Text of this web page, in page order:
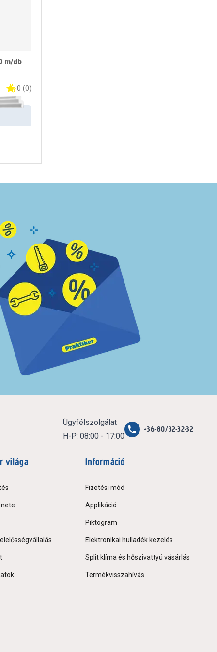
m/db
0 (0)
Ügyfélszolgálat
H-P: 08:00 - 17:00
+36-80/32-32-32
világa Információ
Fizetési mód
Applikáció
Piktogram
Elektronikai hulladék kezelés
Split klíma és hőszivattyú vásárlás
Termékvisszahívás